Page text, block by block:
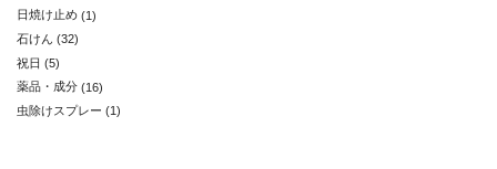
日焼け止め (1)
石けん (32)
祝日 (5)
薬品・成分 (16)
虫除けスプレー (1)